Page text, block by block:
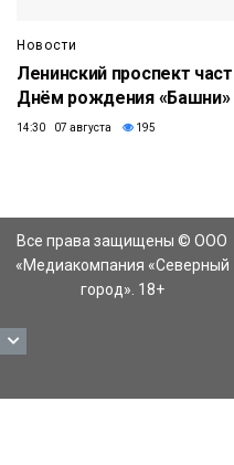
Новости
Ленинский проспект
Днём рождения «Башни»
14:30 07 августа 195
Все права защищены © ООО
«Медиакомпания «Северный
город». 18+